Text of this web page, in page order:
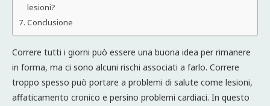
lesioni?
Conclusione
Correre tutti i giorni può essere una buona idea per rimanere
in forma, ma ci sono alcuni rischi associati a farlo. Correre
troppo spesso può portare a problemi di salute come lesioni,
affaticamento cronico e persino problemi cardiaci. In questo